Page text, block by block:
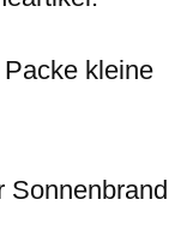
Packe kleine
Sonnenbrand